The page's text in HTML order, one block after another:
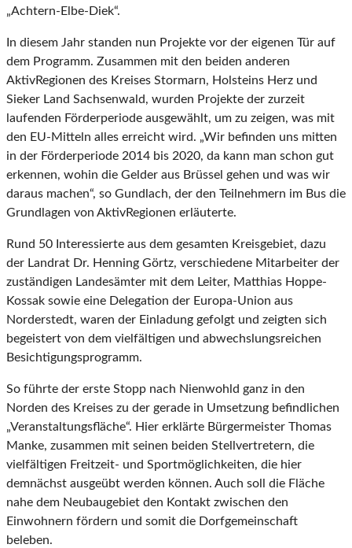
„Achtern-Elbe-Diek“.
In diesem Jahr standen nun Projekte vor der eigenen Tür auf
dem Programm. Zusammen mit den beiden anderen
AktivRegionen des Kreises Stormarn, Holsteins Herz und
Sieker Land Sachsenwald, wurden Projekte der zurzeit
laufenden Förderperiode ausgewählt, um zu zeigen, was mit
den EU-Mitteln alles erreicht wird. „Wir befinden uns mitten
in der Förderperiode 2014 bis 2020, da kann man schon gut
erkennen, wohin die Gelder aus Brüssel gehen und was wir
daraus machen“, so Gundlach, der den Teilnehmern im Bus die
Grundlagen von AktivRegionen erläuterte.
Rund 50 Interessierte aus dem gesamten Kreisgebiet, dazu
der Landrat Dr. Henning Görtz, verschiedene Mitarbeiter der
zuständigen Landesämter mit dem Leiter, Matthias Hoppe-
Kossak sowie eine Delegation der Europa-Union aus
Norderstedt, waren der Einladung gefolgt und zeigten sich
begeistert von dem vielfältigen und abwechslungsreichen
Besichtigungsprogramm.
So führte der erste Stopp nach Nienwohld ganz in den
Norden des Kreises zu der gerade in Umsetzung befindlichen
„Veranstaltungsfläche“. Hier erklärte Bürgermeister Thomas
Manke, zusammen mit seinen beiden Stellvertretern, die
vielfältigen Freitzeit- und Sportmöglichkeiten, die hier
demnächst ausgeübt werden können. Auch soll die Fläche
nahe dem Neubaugebiet den Kontakt zwischen den
Einwohnern fördern und somit die Dorfgemeinschaft
beleben.